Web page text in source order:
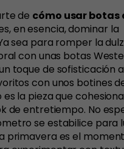
de cómo usar botas
en esencia, dominar la
sea para romper la
con unas botas
toque de sofisticación
con unos botines
la pieza que cohesiona
de entretiempo. No
se estabilice para
primavera es el